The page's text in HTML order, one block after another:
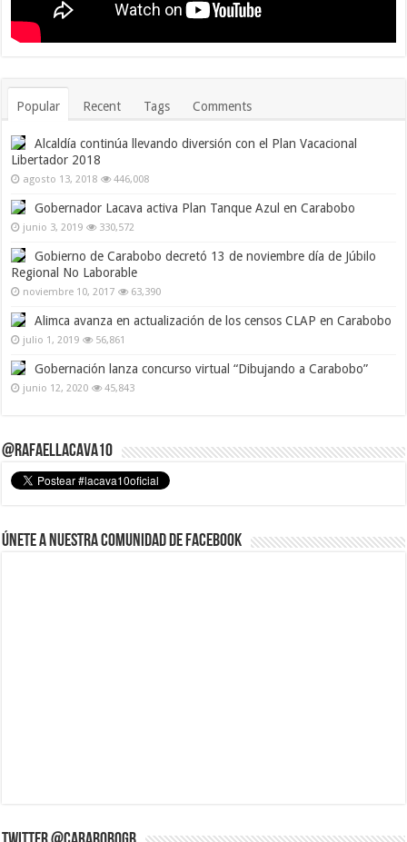
Popular Recent Tags Comments
Alcaldía continúa llevando diversión con el Plan Vacacional
Libertador 2018
agosto 13, 2018 446,008
Gobernador Lacava activa Plan Tanque Azul en Carabobo
junio 3, 2019 330,572
Gobierno de Carabobo decretó 13 de noviembre día de Júbilo
Regional No Laborable
noviembre 10, 2017 63,390
Alimca avanza en actualización de los censos CLAP en Carabobo
julio 1, 2019 56,861
Gobernación lanza concurso virtual “Dibujando a Carabobo”
junio 12, 2020 45,843
@RafaelLacava10
Únete a nuestra comunidad de Facebook